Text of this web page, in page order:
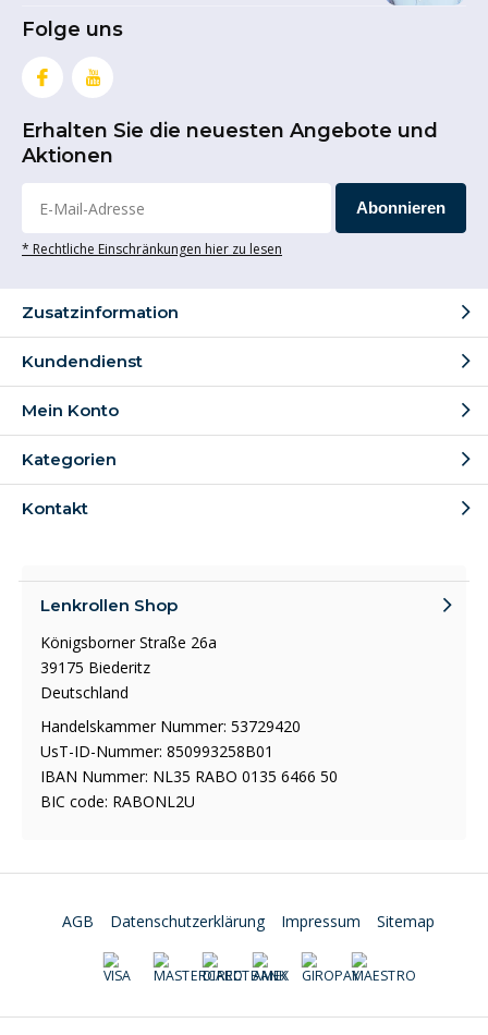
Folge uns
Erhalten Sie die neuesten Angebote und
Aktionen
Abonnieren
* Rechtliche Einschränkungen hier zu lesen
Zusatzinformation
Kundendienst
Mein Konto
Kategorien
Kontakt
Lenkrollen Shop
Königsborner Straße 26a
39175 Biederitz
Deutschland
Handelskammer Nummer: 53729420
UsT-ID-Nummer: 850993258B01
IBAN Nummer: NL35 RABO 0135 6466 50
BIC code: RABONL2U
AGB Datenschutzerklärung Impressum Sitemap